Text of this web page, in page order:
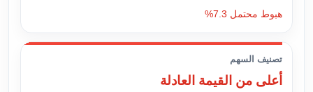
هبوط محتمل 7.3%
تصنيف السهم
أعلى من القيمة العادلة